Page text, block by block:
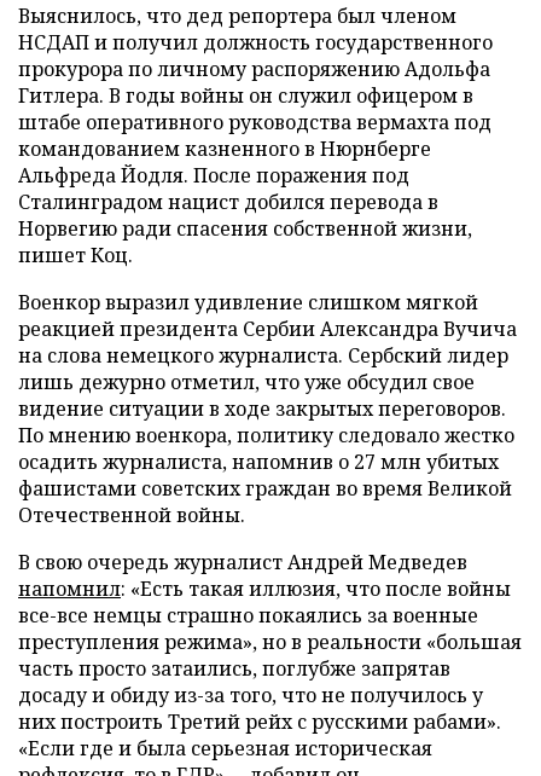
Выяснилось, что дед репортера был членом
НСДАП и получил должность государственного
прокурора по личному распоряжению Адольфа
Гитлера. В годы войны он служил офицером в
штабе оперативного руководства вермахта под
командованием казненного в Нюрнберге
Альфреда Йодля. После поражения под
Сталинградом нацист добился перевода в
Норвегию ради спасения собственной жизни,
пишет Коц.
Военкор выразил удивление слишком мягкой
реакцией президента Сербии Александра Вучича
на слова немецкого журналиста. Сербский лидер
лишь дежурно отметил, что уже обсудил свое
видение ситуации в ходе закрытых переговоров.
По мнению военкора, политику следовало жестко
осадить журналиста, напомнив о 27 млн убитых
фашистами советских граждан во время Великой
Отечественной войны.
В свою очередь журналист Андрей Медведев
напомнил: «Есть такая иллюзия, что после войны
все-все немцы страшно покаялись за военные
преступления режима», но в реальности «большая
часть просто затаились, поглубже запрятав
досаду и обиду из-за того, что не получилось у
них построить Третий рейх с русскими рабами».
«Если где и была серьезная историческая